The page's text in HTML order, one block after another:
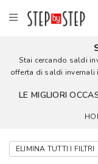
Stai cercando saldi
offerta di saldi
LE MIGLIORI
ELIMINA TUTTI I FILTRI